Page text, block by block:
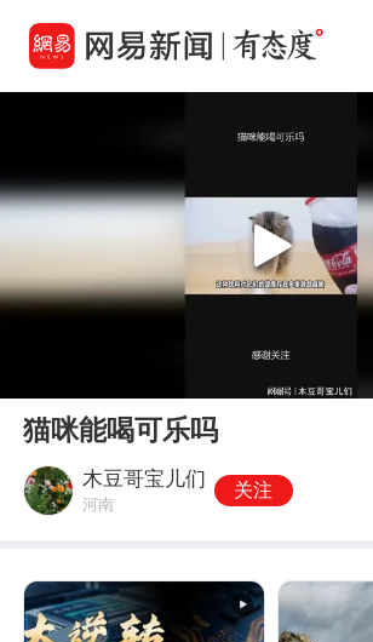
Play
猫咪能喝可乐吗
木豆哥宝儿们
河南
关注